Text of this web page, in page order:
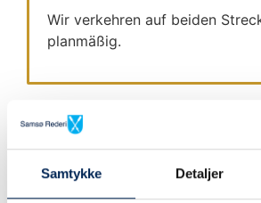
Samtykke Detaljer
Wir verkehren auf beiden
planmäßig.